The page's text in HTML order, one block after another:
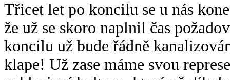
Třicet let po koncilu se u nás
že už se skoro naplnil čas
koncilu už bude řádně
klape! Už zase máme svou